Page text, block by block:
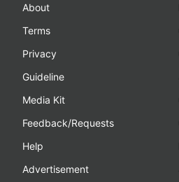
About
Terms
Privacy
Guideline
Media Kit
Feedback/Requests
Help
Advertisement